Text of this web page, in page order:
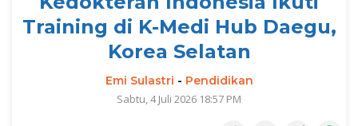
Training di K-Medi Hub Daegu,
Korea Selatan
Emi Sulastri - Pendidikan
Sabtu, 4 Juli 2026 18:57 PM